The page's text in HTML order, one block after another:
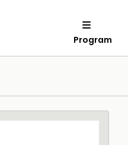
Program